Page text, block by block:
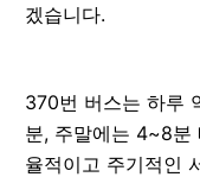
겠습니다.
370번 버스는 하루
분, 주말에는 4~8분
율적이고 주기적인